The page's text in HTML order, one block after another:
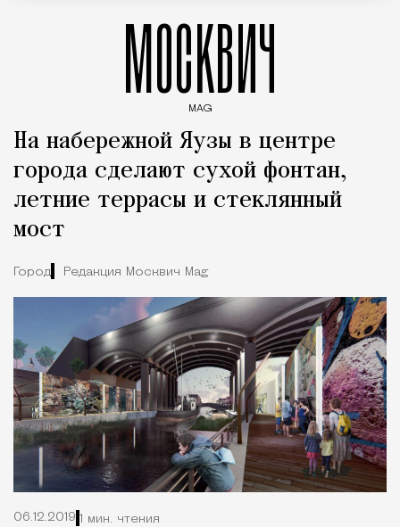
МОСКВИЧ
MAG
На набережной Яузы в центре
города сделают сухой фонтан,
летние террасы и стеклянный
мост
Город Редакция Москвич Mag
06.12.2019 1 мин. чтения